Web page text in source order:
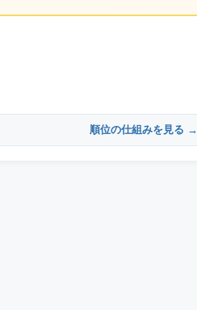
順位の仕組みを見る →